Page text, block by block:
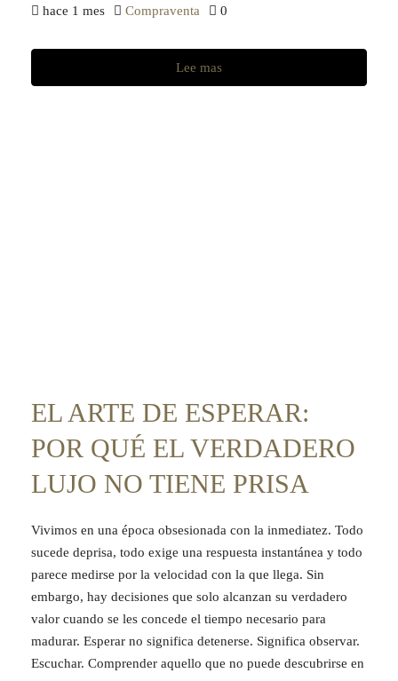
hace 1 mes Compraventa 0
Lee mas
EL ARTE DE ESPERAR:
POR QUÉ EL VERDADERO
LUJO NO TIENE PRISA
Vivimos en una época obsesionada con la inmediatez. Todo
sucede deprisa, todo exige una respuesta instantánea y todo
parece medirse por la velocidad con la que llega. Sin
embargo, hay decisiones que solo alcanzan su verdadero
valor cuando se les concede el tiempo necesario para
madurar. Esperar no significa detenerse. Significa observar.
Escuchar. Comprender aquello que no puede descubrirse en